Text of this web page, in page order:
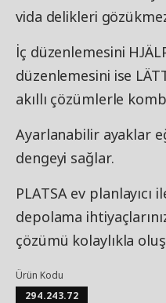
vida delikleri
İç düzenlemesini
düzenlemesini ise
akıllı çözümlerle
Ayarlanabilir ayaklar
dengeyi sağlar.
PLATSA ev planlayıcı
depolama
çözümü kolaylıkla
Ürün Kodu
294.243.72